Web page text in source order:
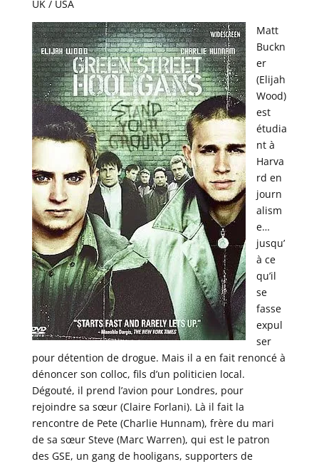
UK / USA
Matt
Buckn
er
(Elijah
Wood)
est
étudia
nt à
Harva
rd en
journ
alism
e…
jusqu’
à ce
qu’il
se
fasse
expul
ser
pour détention de drogue. Mais il a en fait renoncé à
dénoncer son colloc, fils d’un politicien local.
Dégouté, il prend l’avion pour Londres, pour
rejoindre sa sœur (Claire Forlani). Là il fait la
rencontre de Pete (Charlie Hunnam), frère du mari
de sa sœur Steve (Marc Warren), qui est le patron
des GSE, un gang de hooligans, supporters de